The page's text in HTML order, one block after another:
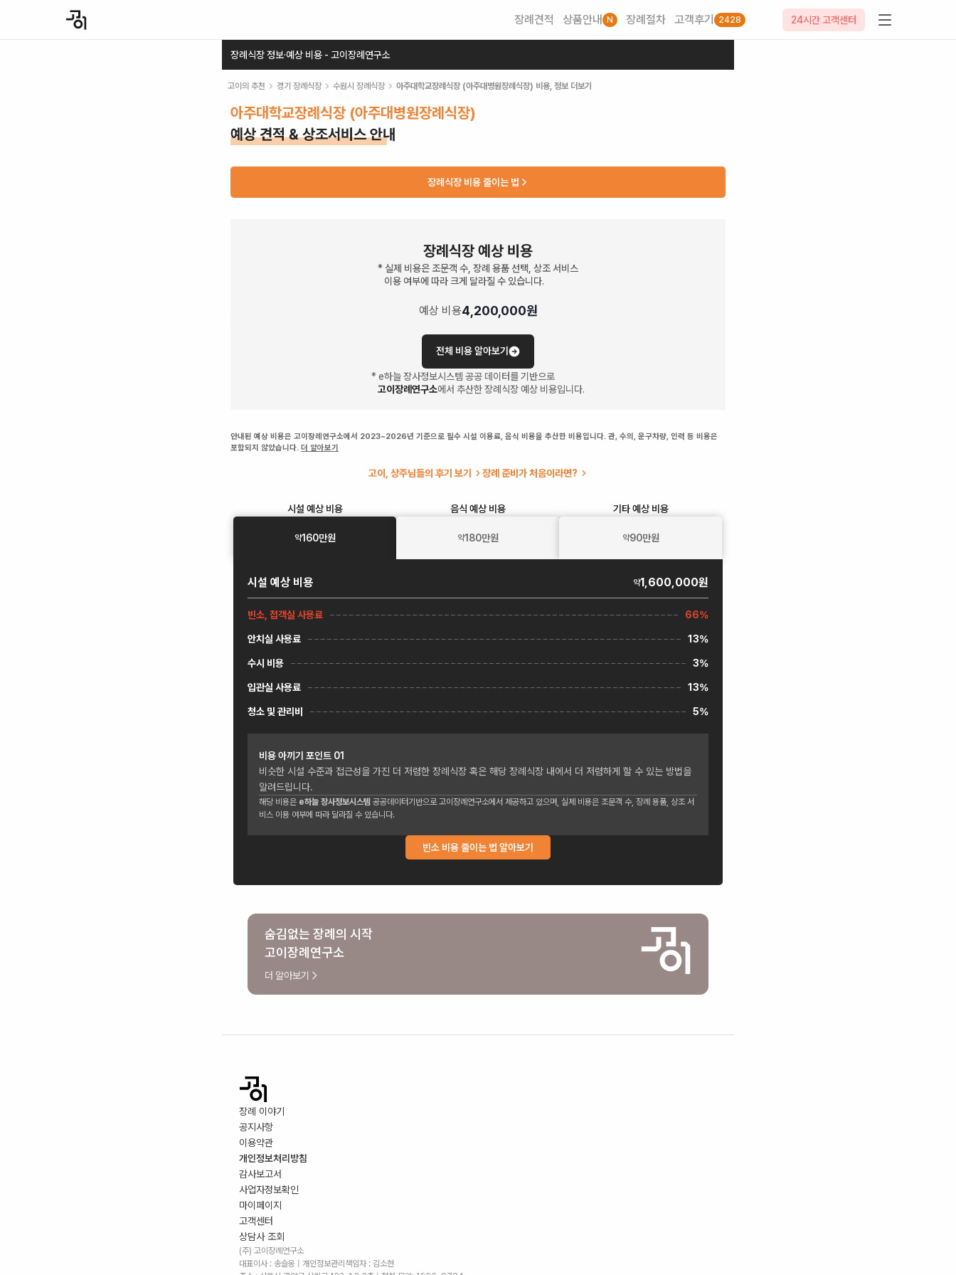
장례견적 상품안내 N 장례절차 고객후기 2428 24시간 고객센터
장례식장 정보·예상 비용 - 고이장례연구소
고이의 추천 경기 장례식장 수원시 장례식장 아주대학교장례식장 (아주대병원장례식장) 비용, 정보 더보기
아주대학교장례식장 (아주대병원장례식장)
예상 견적 & 상조서비스 안내
장례식장 비용 줄이는 법
장례식장 예상 비용
* 실제 비용은 조문객 수, 장례 용품 선택, 상조 서비스
이용 여부에 따라 크게 달라질 수 있습니다.
예상 비용4,200,000원
전체 비용 알아보기
* e하늘 장사정보시스템 공공 데이터를 기반으로
고이장례연구소에서 추산한 장례식장 예상 비용입니다.
안내된 예상 비용은 고이장례연구소에서 2023~2026년 기준으로 필수 시설 이용료, 음식 비용을 추산한 비용입니다. 관, 수의, 운구차량, 인력 등 비용은
포함되지 않았습니다. 더 알아보기
고이, 상주님들의 후기 보기 장례 준비가 처음이라면?
시설 예상 비용
약160만원
음식 예상 비용
약180만원
기타예상 비용
약90만원
시설 예상 비용 약1,600,000원
빈소, 접객실 사용료 66%
안치실 사용료 13%
수시 비용 3%
입관실 사용료 13%
청소 및 관리비 5%
비용 아끼기 포인트 01
비슷한 시설 수준과 접근성을 가진 더 저렴한 장례식장 혹은 해당 장례식장 내에서 더 저렴하게 할 수 있는 방법을
알려드립니다.
해당 비용은 e하늘 장사정보시스템 공공데이터기반으로 고이장례연구소에서 제공하고 있으며, 실제 비용은 조문객 수, 장례 용품, 상조 서
비스 이용 여부에 따라 달라질 수 있습니다.
빈소 비용 줄이는 법 알아보기
숨김없는 장례의 시작
고이장례연구소
더 알아보기
장례 이야기
공지사항
이용약관
개인정보처리방침
감사보고서
사업자정보확인
마이페이지
고객센터
상담사 조회
(주) 고이장례연구소
대표이사 : 송슬옹 | 개인정보관리책임자 : 김소현